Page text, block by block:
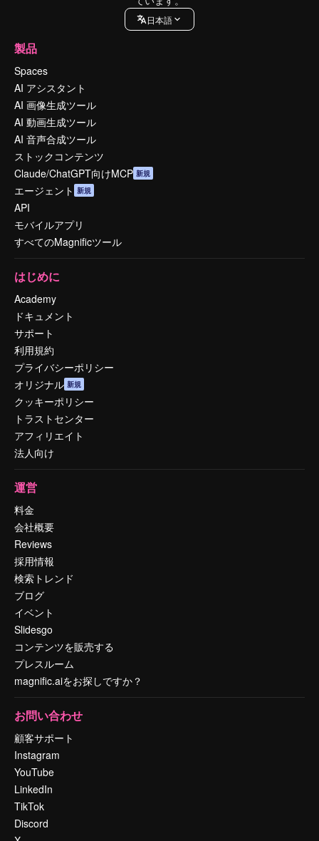
日本語
製品
Spaces
AI アシスタント
AI 画像生成ツール
AI 動画生成ツール
AI 音声合成ツール
ストックコンテンツ
Claude/ChatGPT向けMCP 新規
エージェント 新規
API
モバイルアプリ
すべてのMagnificツール
はじめに
Academy
ドキュメント
サポート
利用規約
プライバシーポリシー
オリジナル 新規
クッキーポリシー
トラストセンター
アフィリエイト
法人向け
運営
料金
会社概要
Reviews
採用情報
検索トレンド
ブログ
イベント
Slidesgo
コンテンツを販売する
プレスルーム
magnific.aiをお探しですか？
お問い合わせ
顧客サポート
Instagram
YouTube
LinkedIn
TikTok
Discord